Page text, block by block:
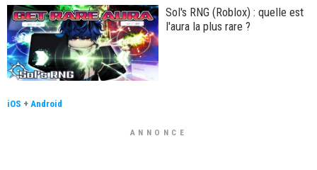
Sol's RNG (Roblox) : quelle est
l'aura la plus rare ?
iOS + Android
ANNONCE